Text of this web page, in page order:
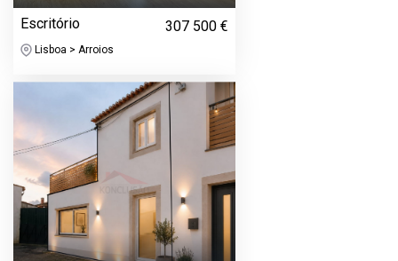
Escritório 307 500 €
Lisboa > Arroios